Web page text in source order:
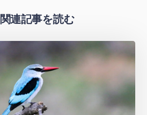
関連記事を読む